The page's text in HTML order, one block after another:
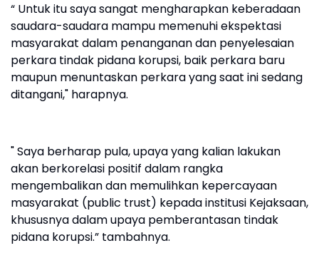
“ Untuk itu saya sangat mengharapkan keberadaan
saudara-saudara mampu memenuhi ekspektasi
masyarakat dalam penanganan dan penyelesaian
perkara tindak pidana korupsi, baik perkara baru
maupun menuntaskan perkara yang saat ini sedang
ditangani," harapnya.
" Saya berharap pula, upaya yang kalian lakukan
akan berkorelasi positif dalam rangka
mengembalikan dan memulihkan kepercayaan
masyarakat (public trust) kepada institusi Kejaksaan,
khususnya dalam upaya pemberantasan tindak
pidana korupsi.” tambahnya.